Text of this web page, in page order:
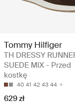
Tommy Hilfiger
TH DRESSY
SUEDE MIX - Przed
kostkę
40 41 42 43 44
629 zł